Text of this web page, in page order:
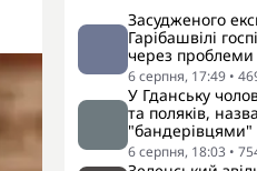
Засудженого
Гарібашвілі
через
6 серпня, 17:49 •
У Гданську
та поляків,
"бандерівцями"
6 серпня, 18:03 •